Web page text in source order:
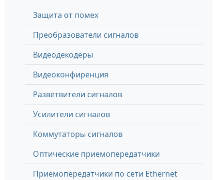
Защита от помех
Преобразователи сигналов
Видеодекодеры
Видеоконфиренция
Разветвители сигналов
Усилители сигналов
Коммутаторы сигналов
Оптические приемопередатчики
Приемопередатчики по сети Ethernet